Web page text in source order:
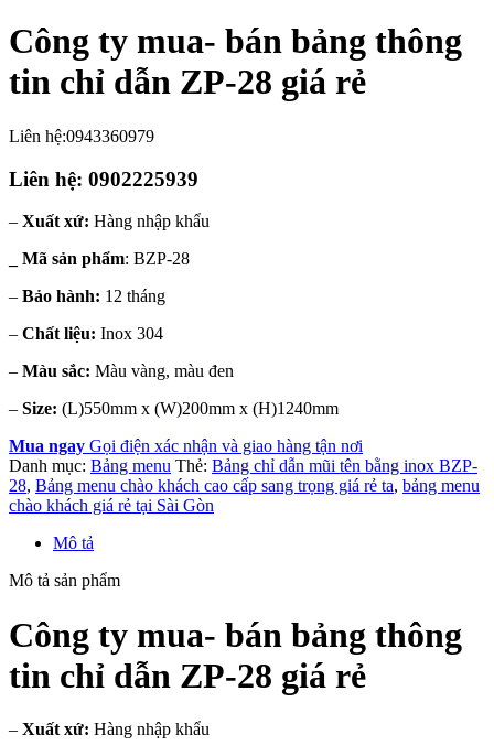
Công ty mua- bán bảng thông
tin chỉ dẫn ZP-28 giá rẻ
Liên hệ:0943360979
Liên hệ: 0902225939
– Xuất xứ: Hàng nhập khẩu
_ Mã sản phẩm: BZP-28
– Bảo hành: 12 tháng
– Chất liệu: Inox 304
– Màu sắc: Màu vàng, màu đen
– Size: (L)550mm x (W)200mm x (H)1240mm
Mua ngay Gọi điện xác nhận và giao hàng tận nơi
Danh mục: Bảng menu Thẻ: Bảng chỉ dẫn mũi tên bằng inox BZP-
28, Bảng menu chào khách cao cấp sang trọng giá rẻ ta, bảng menu
chào khách giá rẻ tại Sài Gòn
Mô tả
Mô tả sản phẩm
Công ty mua- bán bảng thông
tin chỉ dẫn ZP-28 giá rẻ
– Xuất xứ: Hàng nhập khẩu